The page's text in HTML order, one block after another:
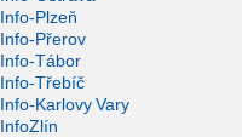
Info-Plzeň
Info-Přerov
Info-Tábor
Info-Třebíč
Info-Karlovy Vary
InfoZlín